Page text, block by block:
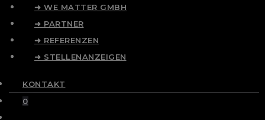
➜ WE MATTER GMBH
➜ PARTNER
➜ REFERENZEN
➜ STELLENANZEIGEN
KONTAKT
0